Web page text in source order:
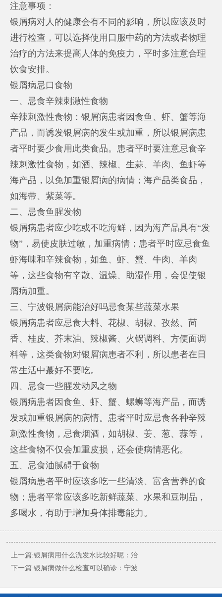
注意事项：
银屑病对人的健康会有不同的影响，所以应该及时
进行检查，可以选择使用口服中药的方法或者物理
治疗的方法来提高人体的免疫力，平时多注意合理
饮食安排。
银屑病忌口食物
一、忌食辛辣刺激性食物
辛辣刺激性食物：银屑病患者因食鱼、虾、蟹等海
产品，而诱发银屑病的发生或加重，所以银屑病患
者平时要少食用此类食品。患者平时要注意忌食辛
辣刺激性食物，如酒、辣椒、生蒜、羊肉、鱼虾等
海产品，以免加重银屑病的病情；海产品类食品，
如海带、紫菜等。
二、忌食鱼腥发物
银屑病患者应少吃或不吃海鲜，因为海产品具有“发
物”，易使皮肤过敏，加重病情；患者平时应忌食鱼
虾海味和辛辣食物，如鱼、虾、蟹、牛肉、羊肉
等，这些食物有辛散、温燥、助湿作用，会促使银
屑病加重。
三、宁波银屑病能治好吗忌食某些蔬菜水果
银屑病患者应忌食大料、花椒、胡椒、孜然、茴
香、桂皮、芥末油、辣椒酱、火锅调料、方便面调
料等，这类食物对银屑病患者不利，所以患者在日
常生活中蕞好不要吃。
四、忌食一些腥发动风之物
银屑病患者因食鱼、虾、蟹、螺蛳等海产品，而诱
发或加重银屑病的病情。患者平时应忌食各种辛辣
刺激性食物，忌食烟酒，如胡椒、姜、葱、蒜等，
这些食物不仅会加重皮损，还会使病情恶化。
五、忌食油腻碍于食物
银屑病患者平时应该多吃一些清淡、富含营养的食
物；患者平常应该多吃新鲜蔬菜、水果和豆制品，
多喝水，有助于增加身体排毒能力。
上一篇:银屑病用什么洗发水比较好呢：治
下一篇:银屑病做什么检查可以确诊：宁波